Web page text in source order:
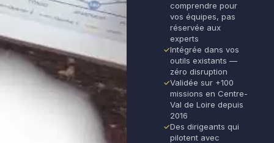
comprendre pour
vos équipes, pas
réservée aux
experts
Intégrée dans vos
outils existants —
zéro disruption
Validée sur +100
missions en Centre-
Val de Loire depuis
2016
Des dirigeants qui
pilotent avec